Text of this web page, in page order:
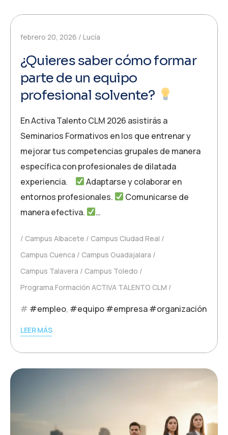
febrero 20, 2026 Lucía
¿Quieres saber cómo formar
parte de un equipo
profesional solvente?
En Activa Talento CLM 2026 asistirás a
Seminarios Formativos en los que entrenar y
mejorar tus competencias grupales de manera
específica con profesionales de dilatada
experiencia.
Adaptarse y colaborar en
entornos profesionales.
Comunicarse de
manera efectiva.
…
Campus Albacete
Campus Ciudad Real
Campus Cuenca
Campus Guadajalara
Campus Talavera
Campus Toledo
Programa Formación ACTIVA TALENTO CLM
#empleo, #equipo #empresa #organización
LEER MÁS